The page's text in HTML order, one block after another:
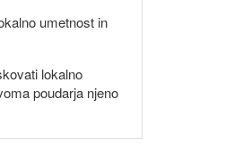
umetnost in
lokalno
poudarja njeno